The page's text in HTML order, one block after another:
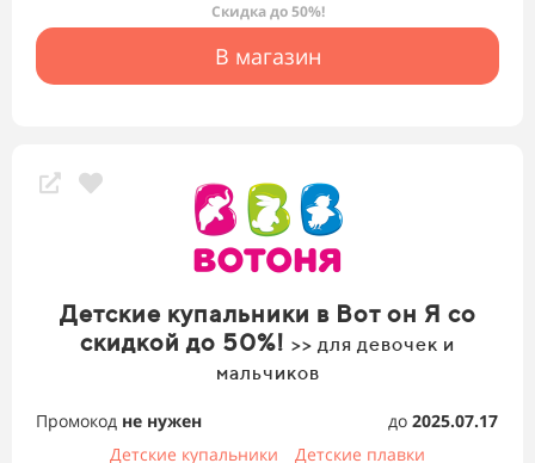
Скидка до 50%!
В магазин
Детские купальники в Вот он Я со
скидкой до 50%! >> для девочек и
мальчиков
Промокод не нужен до 2025.07.17
Детские купальники
Детские плавки